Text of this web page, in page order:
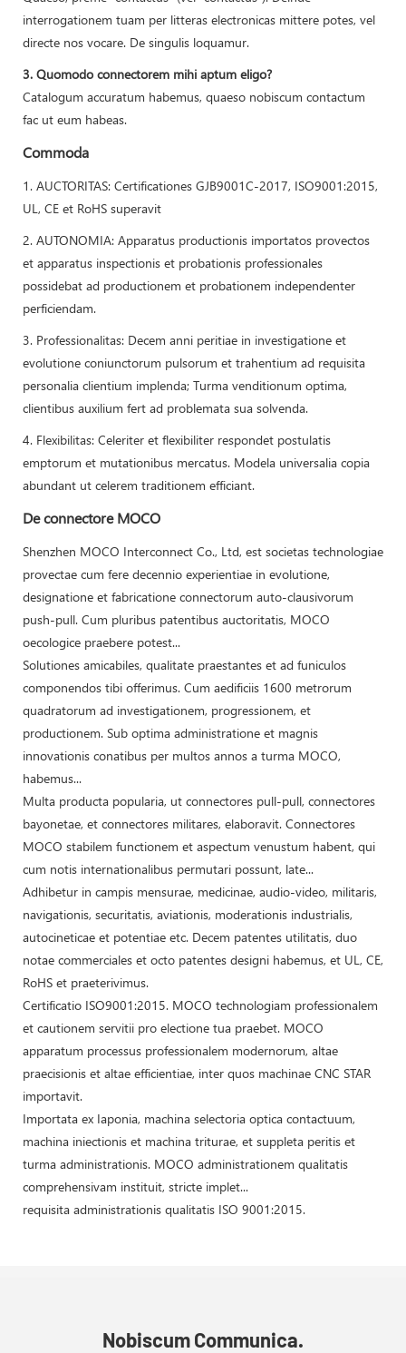
interrogationem tuam per litteras electronicas mittere potes, vel
directe nos vocare. De singulis loquamur.
3. Quomodo connectorem mihi aptum eligo?
Catalogum accuratum habemus, quaeso nobiscum contactum
fac ut eum habeas.
Commoda
1. AUCTORITAS: Certificationes GJB9001C-2017, ISO9001:2015,
UL, CE et RoHS superavit
2. AUTONOMIA: Apparatus productionis importatos provectos
et apparatus inspectionis et probationis professionales
possidebat ad productionem et probationem independenter
perficiendam.
3. Professionalitas: Decem anni peritiae in investigatione et
evolutione coniunctorum pulsorum et trahentium ad requisita
personalia clientium implenda; Turma venditionum optima,
clientibus auxilium fert ad problemata sua solvenda.
4. Flexibilitas: Celeriter et flexibiliter respondet postulatis
emptorum et mutationibus mercatus. Modela universalia copia
abundant ut celerem traditionem efficiant.
De connectore MOCO
Shenzhen MOCO Interconnect Co., Ltd, est societas technologiae
provectae cum fere decennio experientiae in evolutione,
designatione et fabricatione connectorum auto-clausivorum
push-pull. Cum pluribus patentibus auctoritatis, MOCO
oecologice praebere potest...
Solutiones amicabiles, qualitate praestantes et ad funiculos
componendos tibi offerimus. Cum aedificiis 1600 metrorum
quadratorum ad investigationem, progressionem, et
productionem. Sub optima administratione et magnis
innovationis conatibus per multos annos a turma MOCO,
habemus...
Multa producta popularia, ut connectores pull-pull, connectores
bayonetae, et connectores militares, elaboravit. Connectores
MOCO stabilem functionem et aspectum venustum habent, qui
cum notis internationalibus permutari possunt, late...
Adhibetur in campis mensurae, medicinae, audio-video, militaris,
navigationis, securitatis, aviationis, moderationis industrialis,
autocineticae et potentiae etc. Decem patentes utilitatis, duo
notae commerciales et octo patentes designi habemus, et UL, CE,
RoHS et praeterivimus.
Certificatio ISO9001:2015. MOCO technologiam professionalem
et cautionem servitii pro electione tua praebet. MOCO
apparatum processus professionalem modernorum, altae
praecisionis et altae efficientiae, inter quos machinae CNC STAR
importavit.
Importata ex Iaponia, machina selectoria optica contactuum,
machina iniectionis et machina triturae, et suppleta peritis et
turma administrationis. MOCO administrationem qualitatis
comprehensivam instituit, stricte implet...
requisita administrationis qualitatis ISO 9001:2015.
Nobiscum Communica.